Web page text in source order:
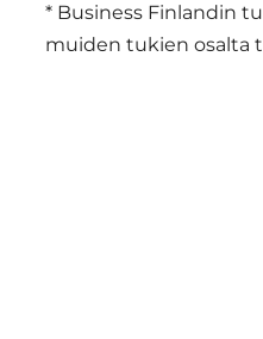
* Business Finlandin
muiden tukien osalta